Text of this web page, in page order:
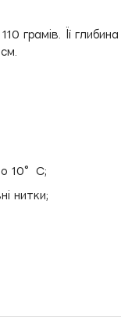
грамів. Її глибина
10°C;
нитки;